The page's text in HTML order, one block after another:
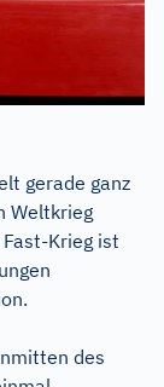
gerade ganz
Weltkrieg
Krieg ist
des